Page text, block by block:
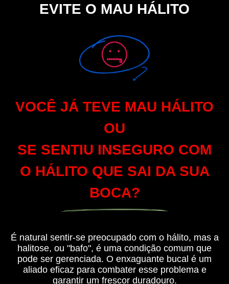
EVITE O MAU HÁLITO
VOCÊ JÁ TEVE MAU HÁLITO
OU
SE SENTIU INSEGURO COM
O HÁLITO QUE SAI DA SUA
BOCA?
É natural sentir-se preocupado com o hálito, mas a
halitose, ou "bafo", é uma condição comum que
pode ser gerenciada. O enxaguante bucal é um
aliado eficaz para combater esse problema e
garantir um frescor duradouro.